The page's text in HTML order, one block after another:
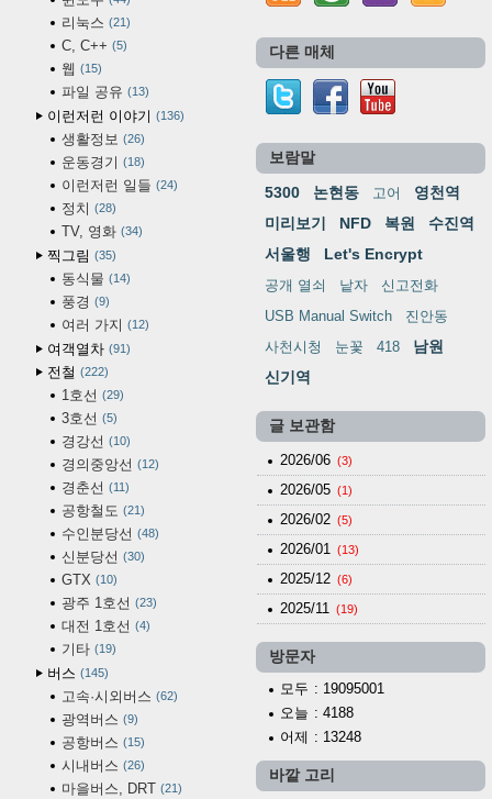
리눅스 21
C, C++ 5
웹 15
파일 공유 13
이런저런 이야기 136
생활정보 26
운동경기 18
이런저런 일들 24
정치 28
TV, 영화 34
찍그림 35
동식물 14
풍경 9
여러 가지 12
여객열차 91
전철 222
1호선 29
3호선 5
경강선 10
경의중앙선 12
경춘선 11
공항철도 21
수인분당선 48
신분당선 30
GTX 10
광주 1호선 23
대전 1호선 4
기타 19
버스 145
고속·시외버스 62
광역버스 9
공항버스 15
시내버스 26
마을버스, DRT 21
다른 매체
보람말
5300 논현동 고어
영천역
미리보기
NFD 복원
수진역
서울행
Let's Encrypt
공개 열쇠 낱자
신고전화
USB Manual Switch
진안동
사천시청
눈꽃 418
남원
신기역
글 보관함
2026/06 (3)
2026/05 (1)
2026/02 (5)
2026/01 (13)
2025/12 (6)
2025/11 (19)
방문자
모두 : 19095001
오늘 : 4188
어제 : 13248
바깥 고리